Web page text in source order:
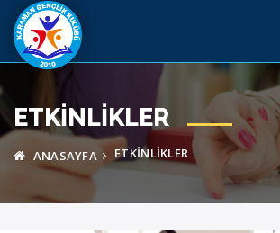
ETKINLIKLER
ANASAYFA ETKINLIKLER